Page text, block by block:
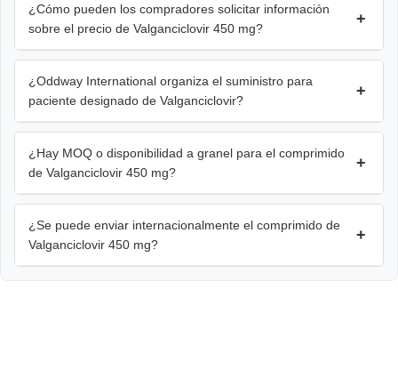
¿Cómo pueden los compradores solicitar información
sobre el precio de Valganciclovir 450 mg?
+
¿Oddway International organiza el suministro para
paciente designado de Valganciclovir?
+
¿Hay MOQ o disponibilidad a granel para el comprimido
de Valganciclovir 450 mg?
+
¿Se puede enviar internacionalmente el comprimido de
Valganciclovir 450 mg?
+